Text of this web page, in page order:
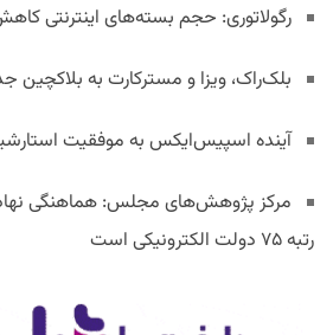
رگولاتوری: حجم بسته‌های اینترنتی
بلک‌راک، ویزا و مسترکارت به بلاکچین
آینده اسپیس‌ایکس به موفقیت
مرکز پژوهش‌های مجلس: هماهنگی
رتبه ۷۵ دولت الکترونیکی است